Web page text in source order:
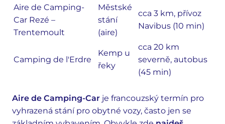
Aire de Camping-
Car Rezé –
Trentemoult
Městské
stání
(aire)
cca 3 km, přívoz
Navibus (10 min)
Camping de l'Erdre
Kemp u
řeky
cca 20 km
severně, autobus
(45 min)
Aire de Camping-Car je francouzský termín pro
vyhrazená stání pro obytné vozy, často jen se